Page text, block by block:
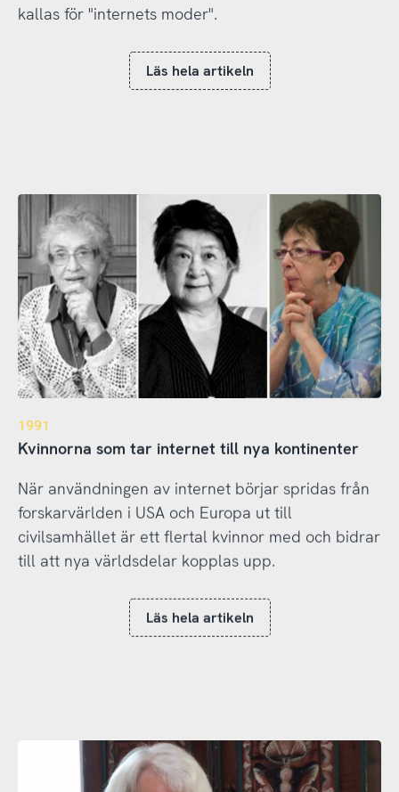
kallas för "internets moder".
Läs hela artikeln
1991
Kvinnorna som tar internet till nya kontinenter
När användningen av internet börjar spridas från
forskarvärlden i USA och Europa ut till
civilsamhället är ett flertal kvinnor med och bidrar
till att nya världsdelar kopplas upp.
Läs hela artikeln